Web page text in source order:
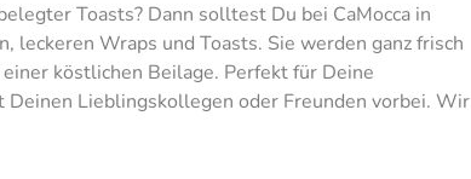
Toasts? Dann solltest Du bei CaMocca in
leckeren Wraps und Toasts. Sie werden ganz frisch
köstlichen Beilage. Perfekt für Deine
Lieblingskollegen oder Freunden vorbei. Wir